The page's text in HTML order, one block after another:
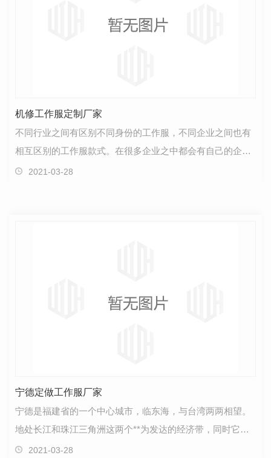
机修工作服定制厂家
不同行业之间有区别不同身份的工作服，不同企业之间也有
相互区别的工作服款式。在很多企业之中都会有自己的企业
管理规定，所以我们才会看到人们穿着不同款式的工作…
2021-03-28
宁德定做工作服厂家
宁德是福建省的一个中心城市，临东海，与台湾两两相望。
地处长江和珠江三角洲这两个**为发达的经济带，同时它也
是离日本和韩国**近的中心城市。这个城市的气候属于…
2021-03-28